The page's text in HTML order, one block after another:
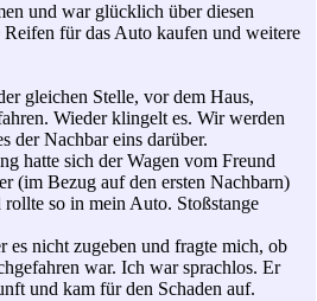
und war glücklich über diesen
Reifen für das Auto kaufen und weitere
gleichen Stelle, vor dem Haus,
Wieder klingelt es. Wir werden
der Nachbar eins darüber.
hatte sich der Wagen vom Freund
(im Bezug auf den ersten Nachbarn)
rollte so in mein Auto. Stoßstange
es nicht zugeben und fragte mich, ob
war. Ich war sprachlos. Er
und kam für den Schaden auf.